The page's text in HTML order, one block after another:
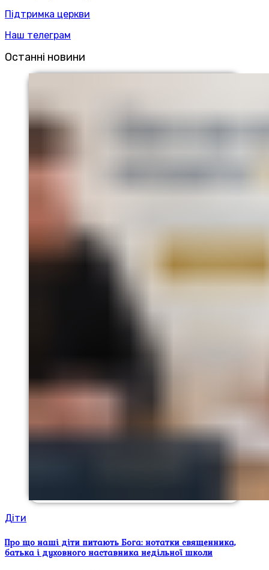
Підтримка церкви
Наш телеграм
Останні новини
Діти
Про що наші діти питають Бога: нотатки священника,
батька і духовного наставника недільної школи